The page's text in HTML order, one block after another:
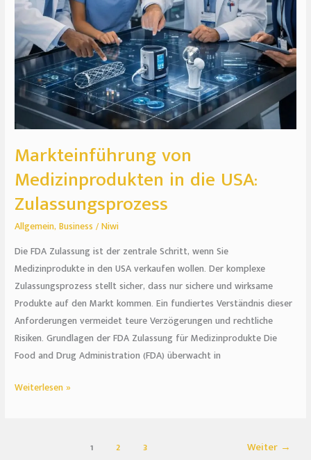
Markteinführung von
Medizinprodukten in die USA:
Zulassungsprozess
Allgemein,Business /Niwi
Die FDA Zulassung ist der zentrale Schritt, wenn Sie
Medizinprodukte in den USA verkaufen wollen. Der komplexe
Zulassungsprozess stellt sicher, dass nur sichere und wirksame
Produkte auf den Markt kommen. Ein fundiertes Verständnis dieser
Anforderungen vermeidet teure Verzögerungen und rechtliche
Risiken. Grundlagen der FDA Zulassung für Medizinprodukte Die
Food and Drug Administration (FDA) überwacht in
Weiterlesen »
1 2 3 Weiter →